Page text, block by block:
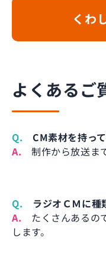
くわ
よくあるご
Q. CM素材を持っ
A. 制作から放送ま
Q. ラジオＣＭに種
A. たくさんあるの
します。